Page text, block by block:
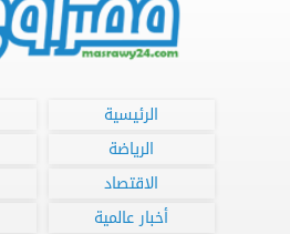
الرئيسية
الرياضة
الاقتصاد
أخبار عالمية